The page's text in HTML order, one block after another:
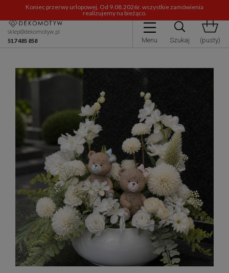
Koniec przerwy urlopowej. Od 9.08.2026r. wszystkie zamówienia
realizujemy na bieżąco.
Menu Szukaj (pusty)
sklep@dekomotyw.pl
517 485 858